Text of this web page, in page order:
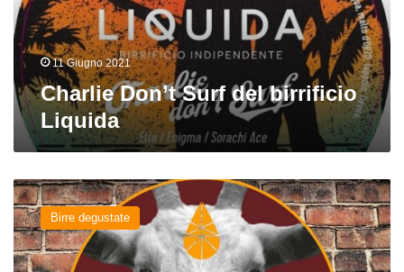
11 Giugno 2021
Charlie Don’t Surf del birrificio
Liquida
Anghela
del
birrificio
Liquida
Birre degustate